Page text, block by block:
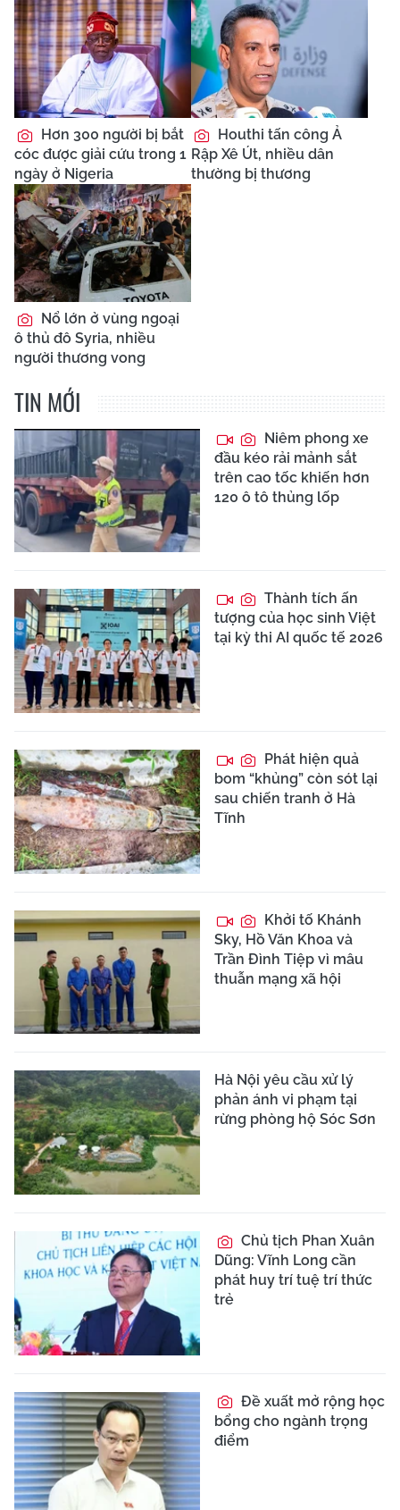
Hơn 300 người bị bắt
cóc được giải cứu trong 1
ngày ở Nigeria
Houthi tấn công Ả
Rập Xê Út, nhiều dân
thường bị thương
Nổ lớn ở vùng ngoại
ô thủ đô Syria, nhiều
người thương vong
TIN MỚI
Niêm phong xe
đầu kéo rải mảnh sắt
trên cao tốc khiến hơn
120 ô tô thủng lốp
Thành tích ấn
tượng của học sinh Việt
tại kỳ thi AI quốc tế 2026
Phát hiện quả
bom “khủng” còn sót lại
sau chiến tranh ở Hà
Tĩnh
Khởi tố Khánh
Sky, Hồ Văn Khoa và
Trần Đình Tiệp vì mâu
thuẫn mạng xã hội
Hà Nội yêu cầu xử lý
phản ánh vi phạm tại
rừng phòng hộ Sóc Sơn
Chủ tịch Phan Xuân
Dũng: Vĩnh Long cần
phát huy trí tuệ trí thức
trẻ
Đề xuất mở rộng học
bổng cho ngành trọng
điểm